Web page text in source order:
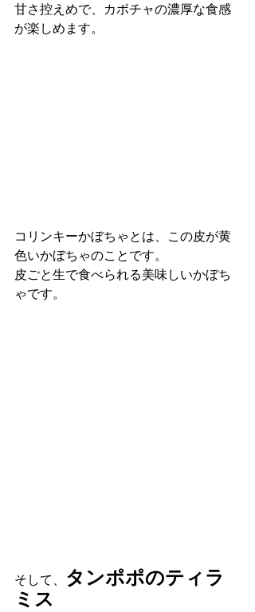
甘さ控えめで、カボチャの濃厚な食感
が楽しめます。
コリンキーかぼちゃとは、この皮が黄
色いかぼちゃのことです。
皮ごと生で食べられる美味しいかぼち
ゃです。
そして、
タンポポのティラ
ミス